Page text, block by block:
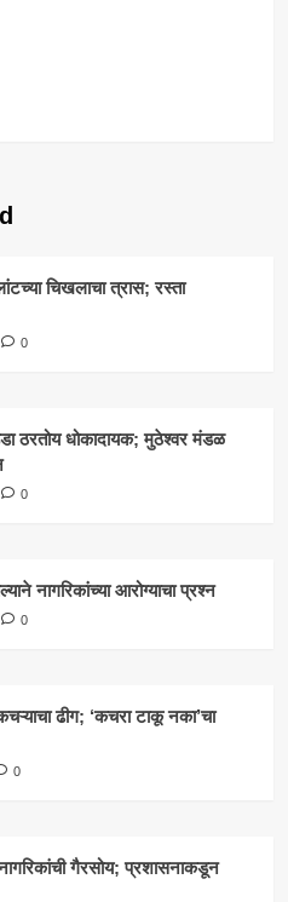
चिखलाचा त्रास; रस्ता
0
ठरतोय धोकादायक; मुठेश्वर मंडळ
0
नागरिकांच्या आरोग्याचा प्रश्न
0
ढीग; ‘कचरा टाकू नका’चा
0
गैरसोय; प्रशासनाकडून